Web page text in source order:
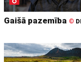
Gaišā pazemība ©